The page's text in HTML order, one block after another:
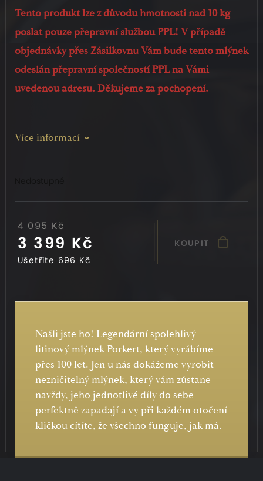
Tento produkt lze z důvodu hmotnosti nad 10 kg
poslat pouze přepravní službou PPL! V případě
objednávky přes Zásilkovnu Vám bude tento mlýnek
odeslán přepravní společností PPL na Vámi
uvedenou adresu. Děkujeme za pochopení.
Více informací
4 095 Kč
3 399 Kč
Ušetříte 696 Kč
KOUPIT
Našli jste ho! Legendární spolehlivý
litinový mlýnek Porkert, který vyrábíme
přes 100 let. Jen u nás dokážeme vyrobit
nezničitelný mlýnek, který vám zůstane
navždy, jeho jednotlivé díly do sebe
perfektně zapadají a vy při každém otočení
kličkou cítíte, že všechno funguje, jak má.